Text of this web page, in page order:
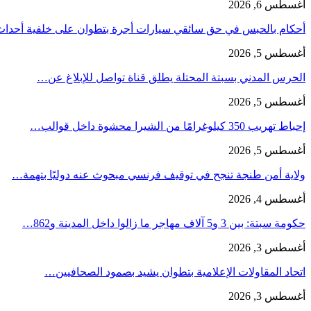
أغسطس 6, 2026
أحكام بالحبس في حق سائقي سيارات أجرة بتطوان على خلفية
أغسطس 5, 2026
الحرس المدني بسبتة المحتلة يطلق قناة تواصل للإبلاغ عن…
أغسطس 5, 2026
إحباط تهريب 350 كيلوغرامًا من الشيرا محشوة داخل قوالب…
أغسطس 5, 2026
ولاية أمن طنجة تنجح في توقيف فرنسي مبحوث عنه دوليًا بتهمة…
أغسطس 4, 2026
حكومة سبتة: بين 3 و5 آلاف مهاجر ما زالوا داخل المدينة و862…
أغسطس 3, 2026
اتحاد المقاولات الإعلامية بتطوان يشيد بصمود الصحافيين…
أغسطس 3, 2026